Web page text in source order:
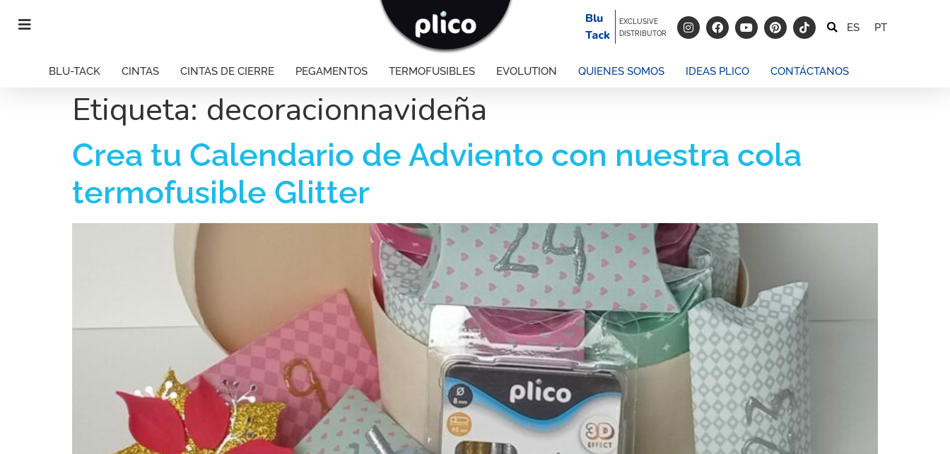
Blu
Tack
EXCLUSIVE
DISTRIBUTOR
ES PT
BLU-TACK CINTAS CINTAS DE CIERRE PEGAMENTOS TERMOFUSIBLES EVOLUTION QUIENES SOMOS IDEAS PLICO CONTÁCTANOS
Etiqueta: decoracionnavideña
Crea tu Calendario de Adviento con nuestra cola
termofusible Glitter